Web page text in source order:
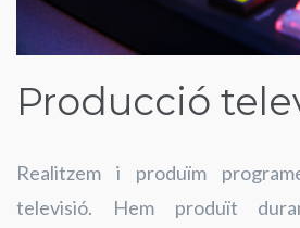
Producció
Realitzem i produïm
televisió. Hem produït